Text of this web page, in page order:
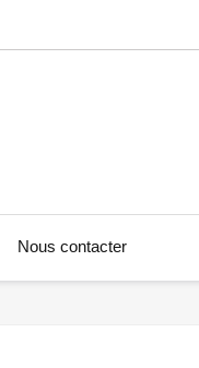
Nous contacter